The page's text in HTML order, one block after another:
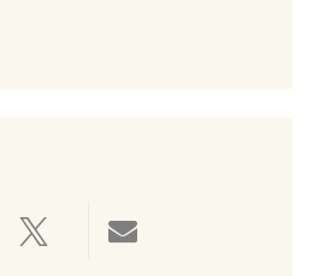
via Facebook
Delen via twitter